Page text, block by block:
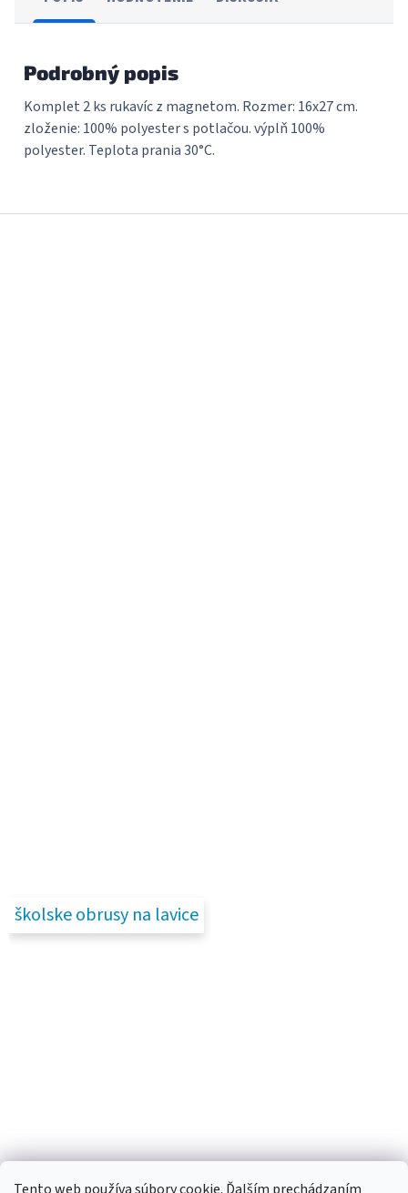
Podrobný popis
Komplet 2 ks rukavíc z magnetom. Rozmer: 16x27 cm.
zloženie: 100% polyester s potlačou. výplň 100%
polyester. Teplota prania 30°C.
školske obrusy na lavice